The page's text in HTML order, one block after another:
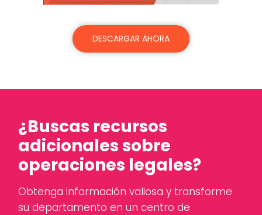
DESCARGAR AHORA
¿Buscas recursos
adicionales sobre
operaciones legales?
Obtenga información valiosa y transforme
su departamento en un centro de